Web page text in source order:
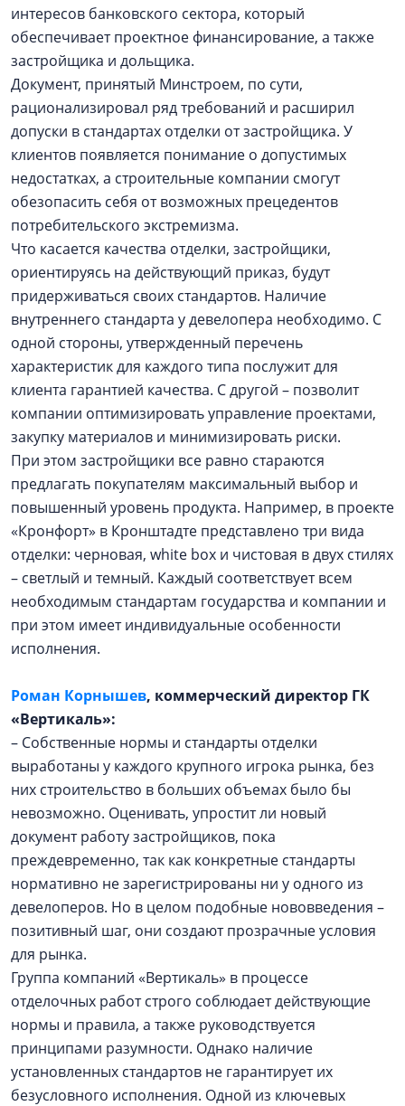
интересов банковского сектора, который
обеспечивает проектное финансирование, а также
застройщика и дольщика.
Документ, принятый Минстроем, по сути,
рационализировал ряд требований и расширил
допуски в стандартах отделки от застройщика. У
клиентов появляется понимание о допустимых
недостатках, а строительные компании смогут
обезопасить себя от возможных прецедентов
потребительского экстремизма.
Что касается качества отделки, застройщики,
ориентируясь на действующий приказ, будут
придерживаться своих стандартов. Наличие
внутреннего стандарта у девелопера необходимо. С
одной стороны, утвержденный перечень
характеристик для каждого типа послужит для
клиента гарантией качества. С другой – позволит
компании оптимизировать управление проектами,
закупку материалов и минимизировать риски.
При этом застройщики все равно стараются
предлагать покупателям максимальный выбор и
повышенный уровень продукта. Например, в проекте
«Кронфорт» в Кронштадте представлено три вида
отделки: черновая, white box и чистовая в двух стилях
– светлый и темный. Каждый соответствует всем
необходимым стандартам государства и компании и
при этом имеет индивидуальные особенности
исполнения.
Роман Корнышев, коммерческий директор ГК
«Вертикаль»:
– Собственные нормы и стандарты отделки
выработаны у каждого крупного игрока рынка, без
них строительство в больших объемах было бы
невозможно. Оценивать, упростит ли новый
документ работу застройщиков, пока
преждевременно, так как конкретные стандарты
нормативно не зарегистрированы ни у одного из
девелоперов. Но в целом подобные нововведения –
позитивный шаг, они создают прозрачные условия
для рынка.
Группа компаний «Вертикаль» в процессе
отделочных работ строго соблюдает действующие
нормы и правила, а также руководствуется
принципами разумности. Однако наличие
установленных стандартов не гарантирует их
безусловного исполнения. Одной из ключевых